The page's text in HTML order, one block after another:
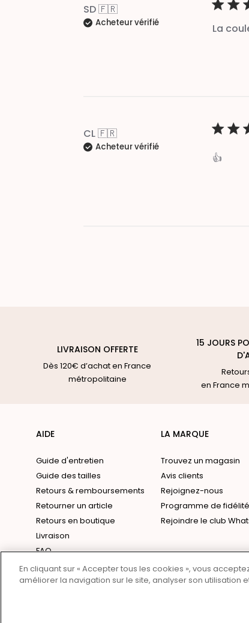
SD 🇫🇷
Acheteur vérifié La
CL 🇫🇷
Acheteur vérifié
👍
LIVRAISON OFFERTE
Dès 120€ d’achat en France
métropolitaine
15 JOURS
en France
AIDE
Guide d'entretien
Guide des tailles
Retours & remboursements
Retourner un article
Retours en boutique
Livraison
FAQ
Contact
LA MARQUE
Trouvez un magasin
Avis clients
Rejoignez-nous
Programme de fidélité
Rejoindre le club
En cliquant sur « Accepter tous les cookies », vous
améliorer la navigation sur le site, analyser son utilisation